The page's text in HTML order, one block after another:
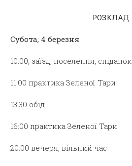
РОЗКЛАД
Субота, 4 березня
10:00, заїзд, поселення, сніданок
11:00 практика Зеленої Тари
13:30 обід
16:00 практика Зеленої Тари
20:00 вечеря, вільний час